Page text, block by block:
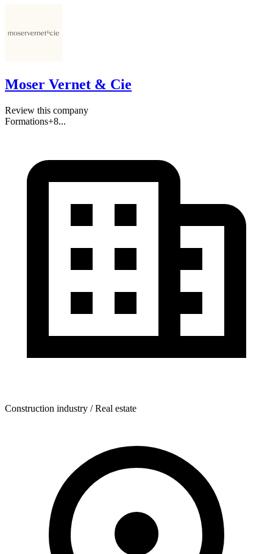
Moser Vernet & Cie
Review this company
Formations+8...
Construction industry / Real estate